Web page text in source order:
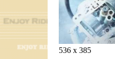
536 x 385